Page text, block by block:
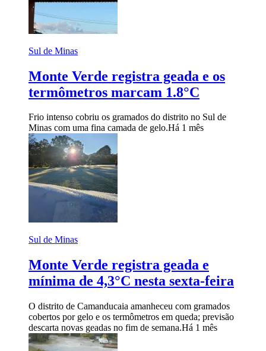
Sul de Minas
Monte Verde registra geada e os
termômetros marcam 1.8°C
Frio intenso cobriu os gramados do distrito no Sul de
Minas com uma fina camada de gelo.Há 1 mês
Sul de Minas
Monte Verde registra geada e
mínima de 4,3°C nesta sexta-feira
O distrito de Camanducaia amanheceu com gramados
cobertos por gelo e os termômetros em queda; previsão
descarta novas geadas no fim de semana.Há 1 mês